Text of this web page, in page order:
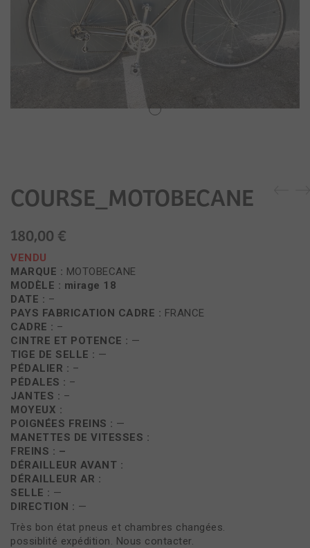
COURSE_MOTOBECANE
180,00 €
VENDU
MARQUE : MOTOBECANE
MODÈLE : mirage 18
DATE : –
PAYS FABRICATION CADRE : FRANCE
CADRE : –
CINTRE ET POTENCE : —
TIGE DE SELLE : —
PÉDALIER : –
PÉDALES : –
JANTES : –
MOYEUX :
POIGNÉES FREINS : —
MANETTES DE VITESSES :
FREINS : –
DÉRAILLEUR AVANT :
DÉRAILLEUR AR :
SELLE : —
DIRECTION : —
Très bon état pneus et chambres changées.
possiblité expédition. Nous contacter.